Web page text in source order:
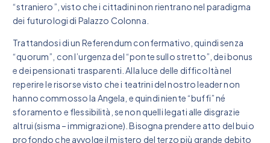
“straniero”, visto che i cittadini non rientrano nel paradigma
dei futurologi di Palazzo Colonna.
Trattandosi di un Referendum confermativo, quindi senza
“quorum”, con l’urgenza del “ponte sullo stretto”, dei bonus
e dei pensionati trasparenti. Alla luce delle difficoltà nel
reperire le risorse visto che i teatrini del nostro leader non
hanno commosso la Angela, e quindi niente “buffi” né
sforamento e flessibilità, se non quelli legati alle disgrazie
altrui (sisma – immigrazione). Bisogna prendere atto del buio
profondo che avvolge il mistero del terzo più grande debito